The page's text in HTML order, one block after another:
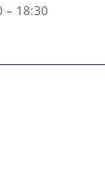
– 18:30